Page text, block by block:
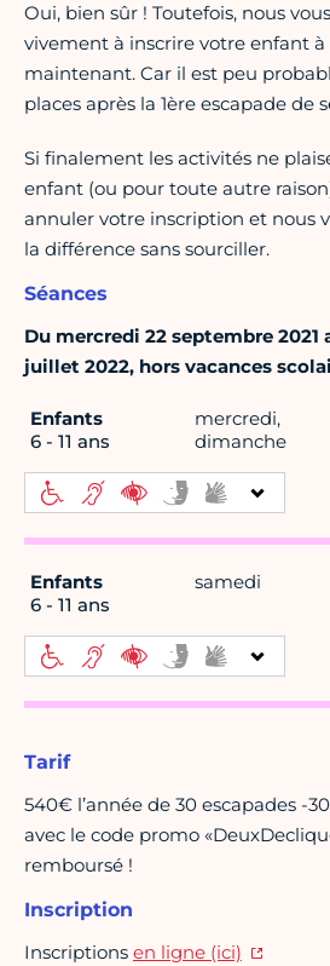
Oui, bien sûr ! Toutefois, nous
vivement à inscrire votre enfant à
maintenant. Car il est peu
places après la 1ère escapade de
Si finalement les activités ne
enfant (ou pour toute autre
annuler votre inscription et nous
la différence sans sourciller.
Séances
Du mercredi 22 septembre 2021
juillet 2022, hors vacances
Enfants
6 - 11 ans
mercredi,
dimanche
Enfants
6 - 11 ans
samedi
Tarif
540€ l’année de 30 escapades -
avec le code promo
remboursé !
Inscription
Inscriptions en ligne (ici)